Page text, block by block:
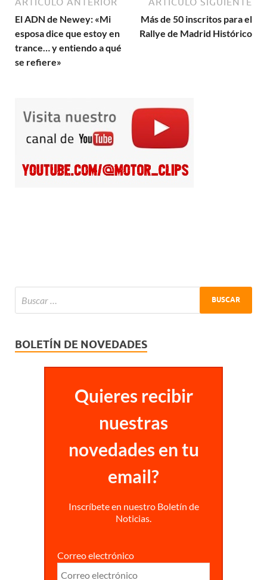
El ADN de Newey: «Mi
esposa dice que estoy en
trance… y entiendo a qué
se refiere»
Más de 50 inscritos para el
Rallye de Madrid Histórico
BOLETÍN DE NOVEDADES
Quieres recibir
nuestras
novedades en tu
email?
Inscríbete en nuestro Boletín de
Noticias.
Correo electrónico